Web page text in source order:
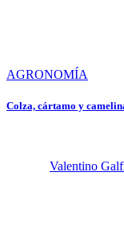
AGRONOMÍA
Colza, cártamo y
Valentino